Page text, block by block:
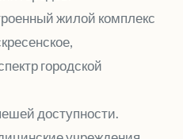
жилой комплекс
городской
доступности.